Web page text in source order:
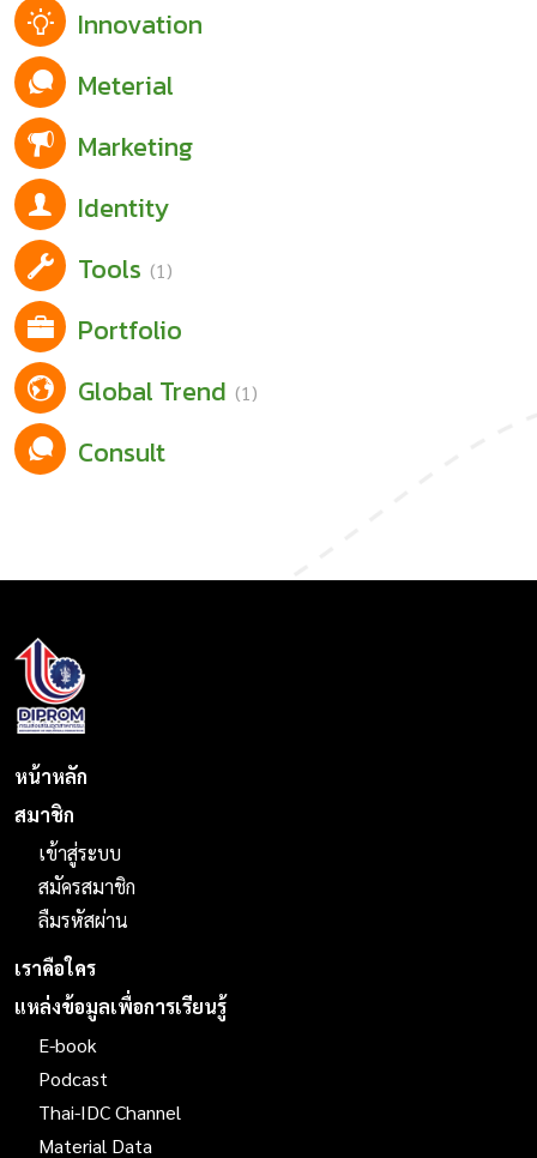
Innovation
Meterial
Marketing
Identity
Tools (1)
Portfolio
Global Trend (1)
Consult
หน้าหลัก
สมาชิก
เข้าสู่ระบบ
สมัครสมาชิก
ลืมรหัสผ่าน
เราคือใคร
แหล่งข้อมูลเพื่อการเรียนรู้
E-book
Podcast
Thai-IDC Channel
Material Data